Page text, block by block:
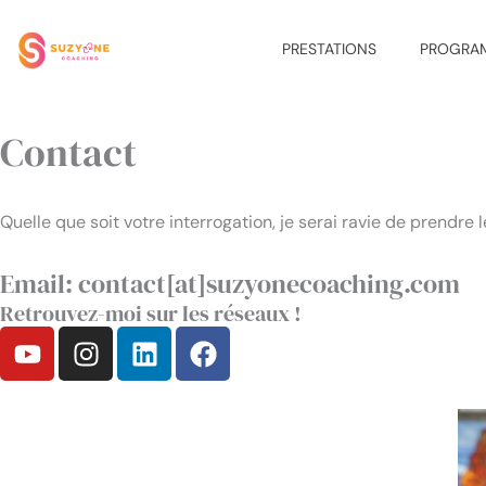
au
contenu
PRESTATIONS
Contact
Quelle que soit votre interrogation, je serai ravie de
Email: contact[at]suzyonecoaching.com
Retrouvez-moi sur les réseaux !
Y
o
u
I
n
s
L
i
n
F
a
c